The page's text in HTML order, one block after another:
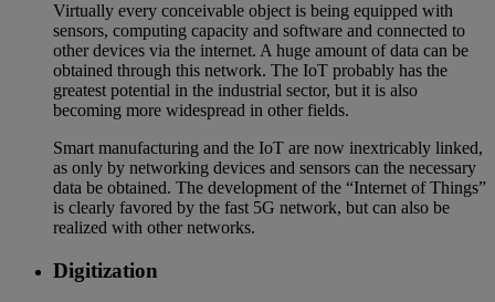
Virtually every conceivable object is being equipped with
sensors, computing capacity and software and connected to
other devices via the internet. A huge amount of data can be
obtained through this network. The IoT probably has the
greatest potential in the industrial sector, but it is also
becoming more widespread in other fields.
Smart manufacturing and the IoT are now inextricably linked,
as only by networking devices and sensors can the necessary
data be obtained. The development of the “Internet of Things”
is clearly favored by the fast 5G network, but can also be
realized with other networks.
Digitization